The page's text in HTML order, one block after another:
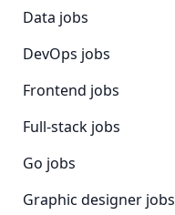
Data jobs
DevOps jobs
Frontend jobs
Full-stack jobs
Go jobs
Graphic designer jobs